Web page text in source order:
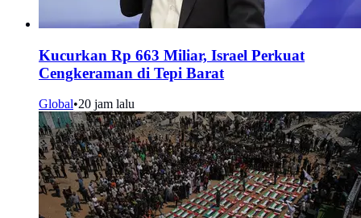
Kucurkan Rp 663 Miliar, Israel Perkuat
Cengkeraman di Tepi Barat
Global•20 jam lalu